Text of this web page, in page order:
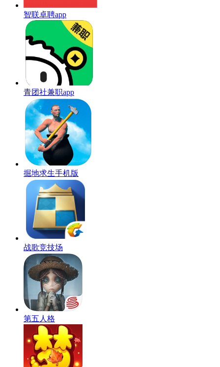
智联卓聘app
青团社兼职app
掘地求生手机版
战歌竞技场
第五人格